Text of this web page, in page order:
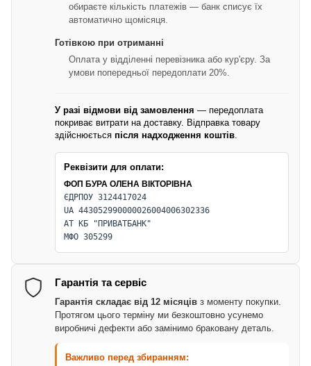
обираєте кількість платежів — банк списує їх
автоматично щомісяця.
Готівкою при отриманні
Оплата у відділенні перевізника або кур'єру. За
умови попередньої передоплати 20%.
У разі відмови від замовлення — передоплата
покриває витрати на доставку. Відправка товару
здійснюється після надходження коштів
Реквізити для оплати:
ФОП БУРА ОЛЕНА ВІКТОРІВНА
ЄДРПОУ 3124417024
UA 443052990000026004006302336
АТ КБ "ПРИВАТБАНК"
МФО 305299
Гарантія та сервіс
Гарантія складає від 12 місяців з моменту покупки.
Протягом цього терміну ми безкоштовно усунемо
виробничі дефекти або замінимо браковану деталь.
Важливо перед збиранням: